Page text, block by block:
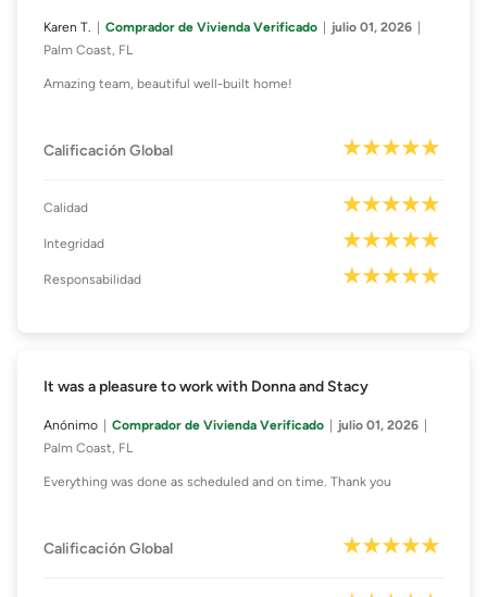
Karen T. Comprador de Vivienda Verificado
julio 01, 2026
Palm Coast, FL
Amazing team, beautiful well-built home!
Calificación Global
Calidad
Integridad
Responsabilidad
It was a pleasure to work with Donna and Stacy
Anónimo Comprador de Vivienda Verificado
julio 01, 2026
Palm Coast, FL
Everything was done as scheduled and on time. Thank you
Calificación Global